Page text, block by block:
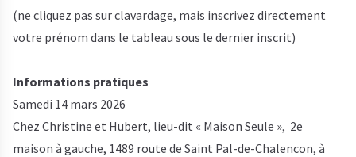
(ne cliquez pas sur clavardage, mais inscrivez directement
votre prénom dans le tableau sous le dernier inscrit)
Informations pratiques
Samedi 14 mars 2026
Chez Christine et Hubert, lieu-dit « Maison Seule », 2e
maison à gauche, 1489 route de Saint Pal-de-Chalencon, à